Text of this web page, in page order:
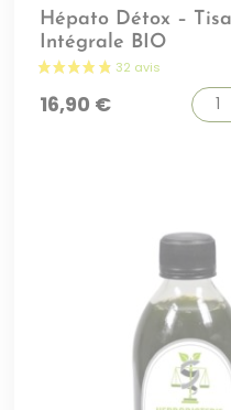
Hépato Détox –
Intégrale BIO
16,90 €